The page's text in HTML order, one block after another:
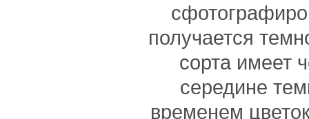
получается
сорта имеет
середине
временем